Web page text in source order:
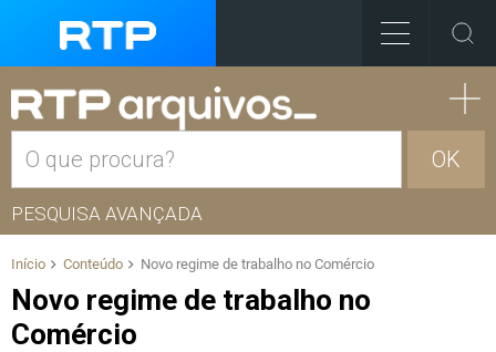
OK
PESQUISA AVANÇADA
Início Conteúdo Novo regime de trabalho no Comércio
Novo regime de trabalho no
Comércio